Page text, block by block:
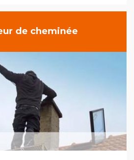
de cheminée